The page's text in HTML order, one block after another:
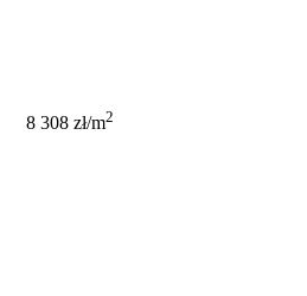
8 308 zł/m2